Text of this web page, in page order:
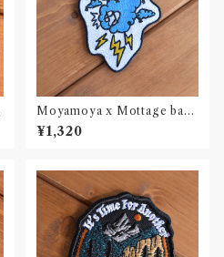
Moyamoya x Mottage bad
¥1,320